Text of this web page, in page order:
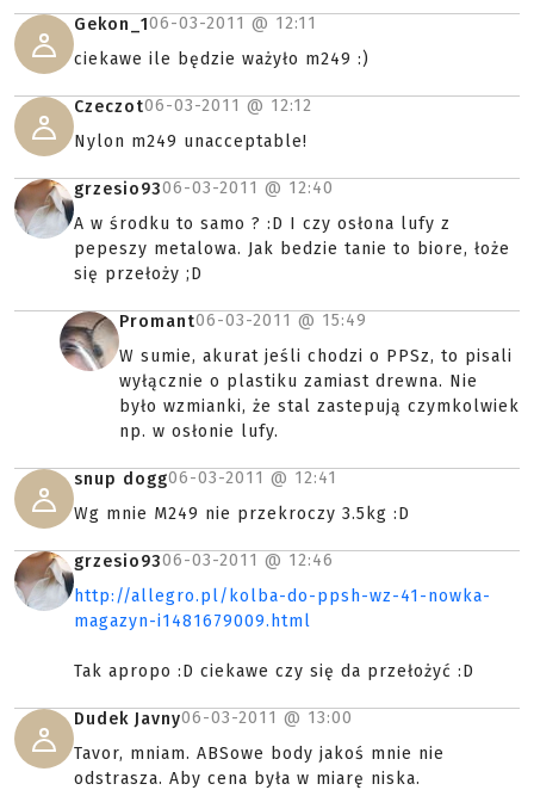
Gekon_106-03-2011 @ 12:11
ciekawe ile będzie ważyło m249 :)
Czeczot06-03-2011 @ 12:12
Nylon m249 unacceptable!
grzesio9306-03-2011 @ 12:40
A w środku to samo ? :D I czy osłona lufy z
pepeszy metalowa. Jak bedzie tanie to biore, łoże
się przełoży ;D
Promant06-03-2011 @ 15:49
W sumie, akurat jeśli chodzi o PPSz, to pisali
wyłącznie o plastiku zamiast drewna. Nie
było wzmianki, że stal zastepują czymkolwiek
np. w osłonie lufy.
snup dogg06-03-2011 @ 12:41
Wg mnie M249 nie przekroczy 3.5kg :D
grzesio9306-03-2011 @ 12:46
http://allegro.pl/kolba-do-ppsh-wz-41-nowka-
magazyn-i1481679009.html
Tak apropo :D ciekawe czy się da przełożyć :D
Dudek Javny06-03-2011 @ 13:00
Tavor, mniam. ABSowe body jakoś mnie nie
odstrasza. Aby cena była w miarę niska.